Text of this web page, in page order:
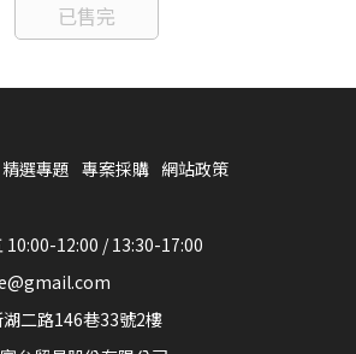
已售完
精選專題 專案採購 網站政策
10:00-12:00 / 13:30-17:00
二路146巷33號2樓